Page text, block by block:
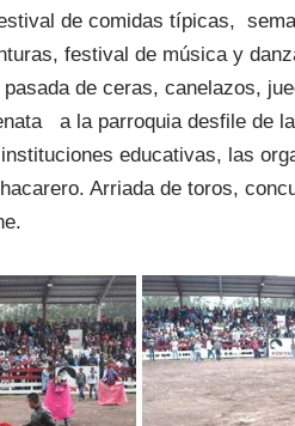
de comidas típicas,
festival de música y
de ceras, canelazos,
a la parroquia desfile de
educativas, las
Arriada de toros,